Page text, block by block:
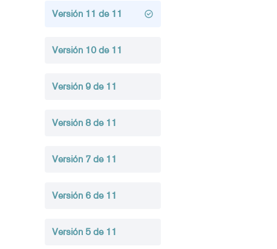
Versión 11 de 11
Versión 10 de 11
Versión 9 de 11
Versión 8 de 11
Versión 7 de 11
Versión 6 de 11
Versión 5 de 11